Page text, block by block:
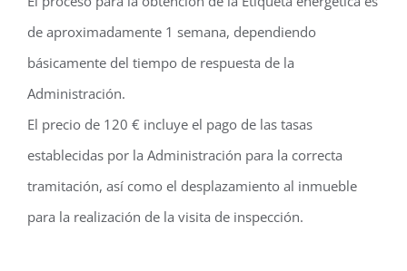
de aproximadamente 1 semana, dependiendo
básicamente del tiempo de respuesta de la
Administración.
El precio de 120 € incluye el pago de las tasas
establecidas por la Administración para la correcta
tramitación, así como el desplazamiento al inmueble
para la realización de la visita de inspección.